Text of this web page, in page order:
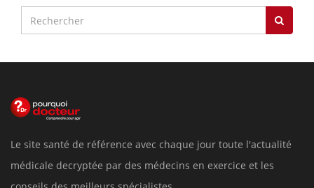
Le site santé de référence avec chaque jour toute l'actualité
médicale decryptée par des médecins en exercice et les